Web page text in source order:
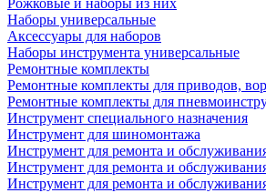
Рожковые и наборы из них
Наборы универсальные
Аксессуары для наборов
Наборы инструмента универсальные
Ремонтные комплекты
Ремонтные комплекты для приводов,
Ремонтные комплекты для
Инструмент специального назначения
Инструмент для шиномонтажа
Инструмент для ремонта и
Инструмент для ремонта и
Инструмент для ремонта и